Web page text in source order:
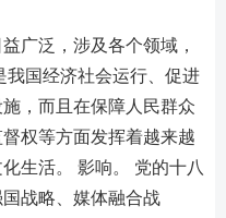
广泛，涉及各个领域，
我国经济社会运行、促进
，而且在保障人民群众
权等方面发挥着越来越
生活。 影响。 党的十八
战略、媒体融合战